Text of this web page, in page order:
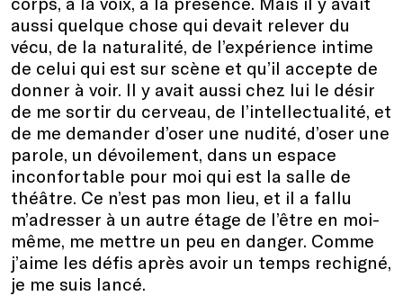
aussi quelque chose qui devait relever du
vécu, de la naturalité, de l’expérience intime
de celui qui est sur scène et qu’il accepte de
donner à voir. Il y avait aussi chez lui le désir
de me sortir du cerveau, de l’intellectualité, et
de me demander d’oser une nudité, d’oser une
parole, un dévoilement, dans un espace
inconfortable pour moi qui est la salle de
théâtre. Ce n’est pas mon lieu, et il a fallu
m’adresser à un autre étage de l’être en moi-
même, me mettre un peu en danger. Comme
j’aime les défis après avoir un temps rechigné,
je me suis lancé.